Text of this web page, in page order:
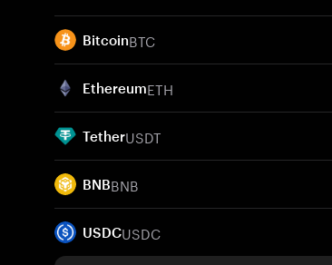
BitcoinBTC
EthereumETH
TetherUSDT
BNBBNB
USDCUSDC